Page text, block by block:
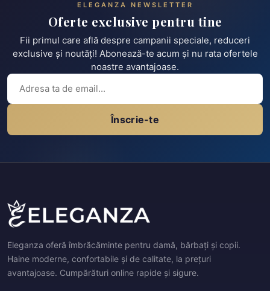
ELEGANZA NEWSLETTER
Oferte exclusive pentru tine
Fii primul care află despre campanii speciale, reduceri
exclusive și noutăți! Abonează-te acum și nu rata ofertele
noastre avantajoase.
Înscrie-te
Eleganza oferă îmbrăcăminte pentru damă, bărbați și copii.
Haine moderne, confortabile și de calitate, la prețuri
avantajoase. Cumpărături online rapide și sigure.